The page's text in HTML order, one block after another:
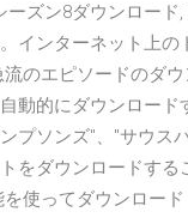
ズン8ダウンロー
インターネット上
流のエピソードのダ
動的にダウンロー
プソンズ"、"サウス
をダウンロードす
使ってダウンロー